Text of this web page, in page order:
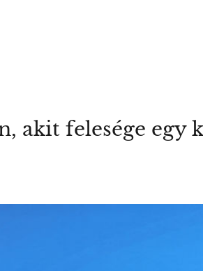
akit felesége egy